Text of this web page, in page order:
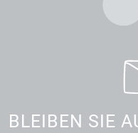
BLEIBEN SIE